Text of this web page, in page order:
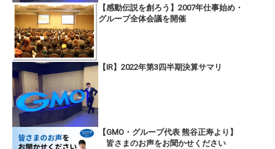
【感動伝説を創ろう】2007年仕事始め・
グループ全体会議を開催
【IR】2022年第3四半期決算サマリ
【GMO・グループ代表 熊谷正寿より】
皆さまのお声をお聞かせください